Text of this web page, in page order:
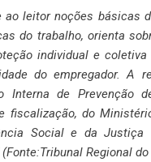
leitor noções básicas
do trabalho, orienta
individual e
do empregador. A
Interna de Prevenção
fiscalização, do
Social e da Justiça
Regional